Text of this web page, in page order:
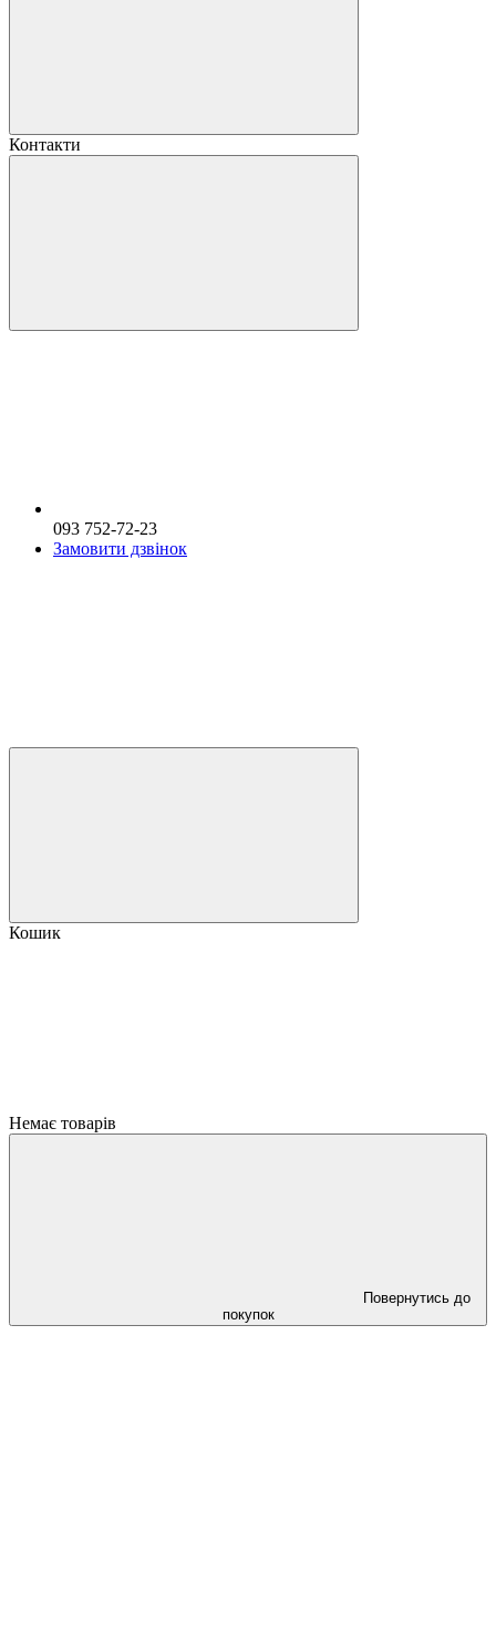
Контакти
093 752-72-23
Замовити дзвінок
Кошик
Немає товарів
Повернутись до
покупок